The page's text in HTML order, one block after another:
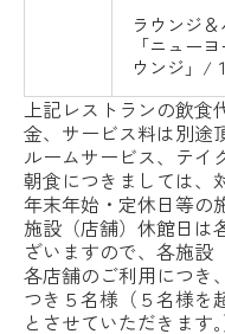
ラウンジ
「ニュー
ウンジ」/
上記レストランの飲食
金、サービス料は別途
ルームサービス、テイ
朝食につきましては、
年末年始・定休日等の
施設（店舗）休館日は
ざいますので、各施設
各店舗のご利用につき
つき５名様（５名様を
とさせていただきます